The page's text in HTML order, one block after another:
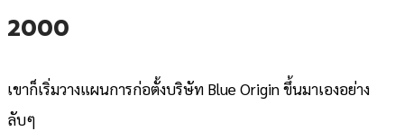
2000
เขาก็เริ่มวางแผนการก่อตั้งบริษัท Blue Origin ขึ้นมาเองอย่าง
ลับๆ